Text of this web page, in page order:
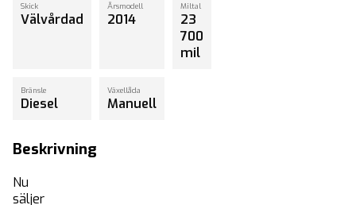
Skick
Välvårdad
Årsmodell
2014
Miltal
23
700
mil
Bränsle
Diesel
Växellåda
Manuell
Beskrivning
Nu
säljer